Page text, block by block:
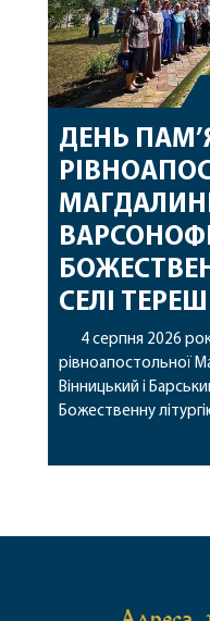
ДЕНЬ
СЕЛІ
4 серпня 2026
рівноапостольної
Вінницький і
Божественну
Богородиці села